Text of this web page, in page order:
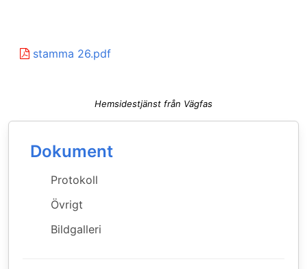
stamma 26.pdf
Hemsidestjänst från Vägfas
Dokument
Protokoll
Övrigt
Bildgalleri